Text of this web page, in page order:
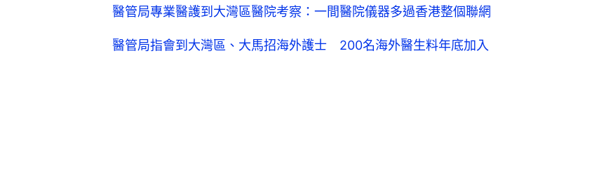
醫管局專業醫護到大灣區醫院考察：一間醫院儀器多過香港整個聯網
醫管局指會到大灣區、大馬招海外護士 200名海外醫生料年底加入